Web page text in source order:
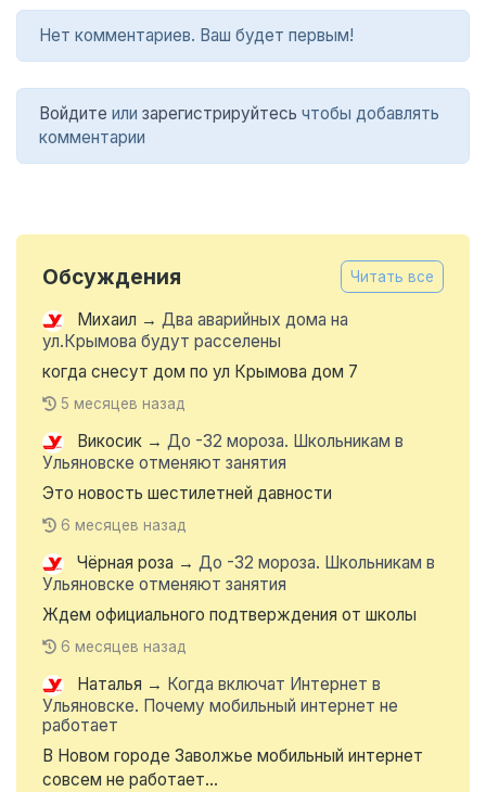
Нет комментариев. Ваш будет первым!
Войдите или зарегистрируйтесь чтобы добавлять
комментарии
Обсуждения Читать все
Михаил → Два аварийных дома на
ул.Крымова будут расселены
когда снесут дом по ул Крымова дом 7
5 месяцев назад
Викосик → До -32 мороза. Школьникам в
Ульяновске отменяют занятия
Это новость шестилетней давности
6 месяцев назад
Чёрная роза → До -32 мороза. Школьникам в
Ульяновске отменяют занятия
Ждем официального подтверждения от школы
6 месяцев назад
Наталья → Когда включат Интернет в
Ульяновске. Почему мобильный интернет не
работает
В Новом городе Заволжье мобильный интернет
совсем не работает...